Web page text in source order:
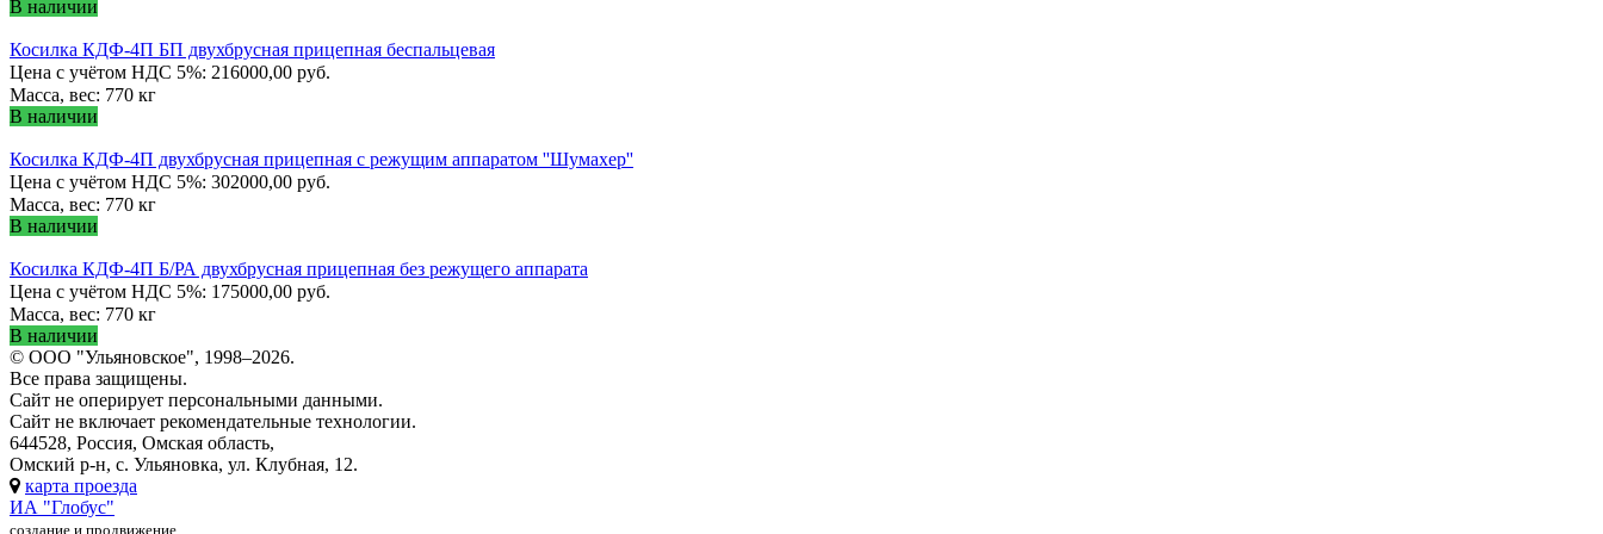
В наличии
Косилка КДФ-4П БП двухбрусная прицепная беспальцевая
Цена с учётом НДС 5%: 216000,00 руб.
Масса, вес: 770 кг
В наличии
Косилка КДФ-4П двухбрусная прицепная с режущим аппаратом ''Шумахер''
Цена с учётом НДС 5%: 302000,00 руб.
Масса, вес: 770 кг
В наличии
Косилка КДФ-4П Б/РА двухбрусная прицепная без режущего аппарата
Цена с учётом НДС 5%: 175000,00 руб.
Масса, вес: 770 кг
В наличии
© ООО "Ульяновское", 1998–2026.
Все права защищены.
Сайт не оперирует персональными данными.
Сайт не включает рекомендательные технологии.
644528, Россия, Омская область,
Омский р-н, с. Ульяновка, ул. Клубная, 12.
карта проезда
ИА "Глобус"
создание и продвижение